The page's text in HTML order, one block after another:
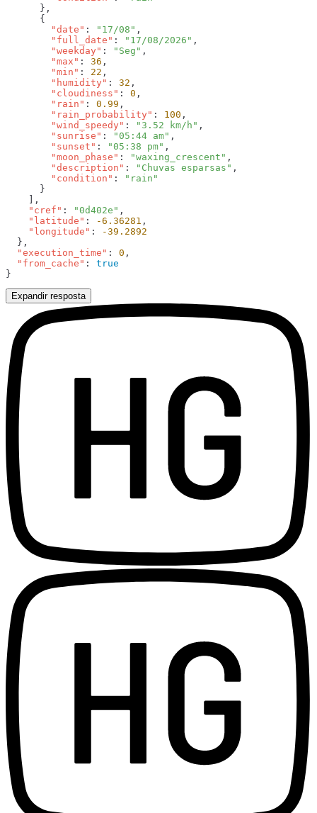
        "date"
: "17/08"
        "full_date"
: "17/08/2026"
        "weekday"
: "Seg"
        "max"
: 36
        "min"
: 22
        "humidity"
: 32
        "cloudiness"
: 0
        "rain"
: 0.99
        "rain_probability"
: 100
        "wind_speedy"
: "3.52 km/h"
        "sunrise"
: "05:44 am"
        "sunset"
: "05:38 pm"
        "moon_phase"
: "waxing_crescent"
        "description"
: "Chuvas esparsas"
        "condition"
:
    "cref"
: "0d402e"
    "latitude"
: -6.36281
    "longitude"
:
  "execution_time"
: 0
  "from_cache"
:
Expandir resposta